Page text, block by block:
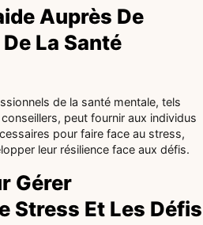
Auprès De
La Santé
de la santé mentale, tels
peut fournir aux individus
pour faire face au stress,
leur résilience face aux défis.
Gérer
Stress Et Les Défis